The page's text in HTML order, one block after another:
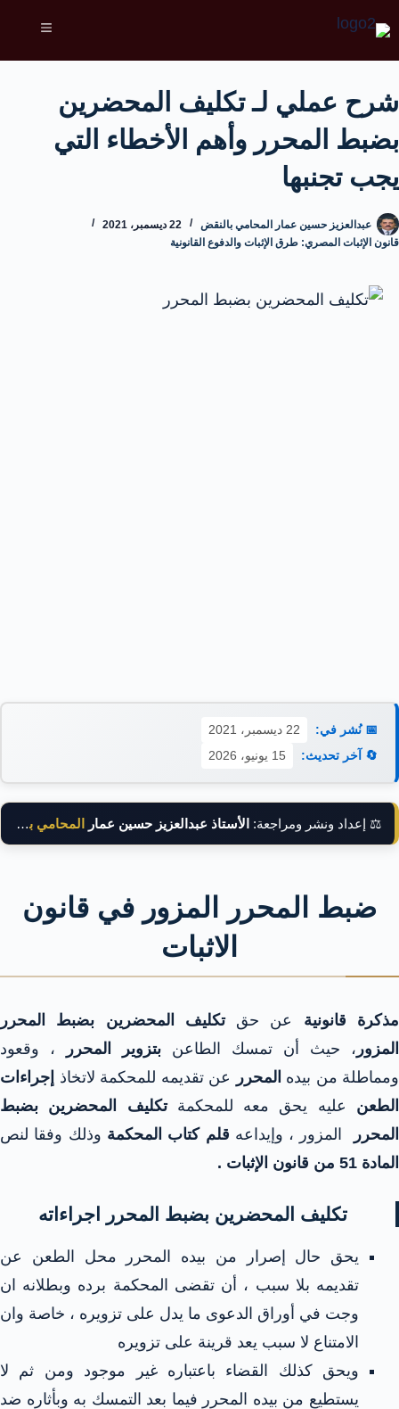
شرح عملي لـ تكليف المحضرين
بضبط المحرر وأهم الأخطاء التي
يجب تجنبها
عبدالعزيز حسين عمار المحامي بالنقض
22 ديسمبر، 2021
قانون الإثبات المصري: طرق الإثبات والدفوع القانونية
📅 نُشر في:
22 ديسمبر، 2021
🔄 آخر تحديث:
15 يونيو، 2026
⚖️ إعداد ونشر ومراجعة: الأستاذ عبدالعزيز حسين عمار المحامي بالنقض
ضبط المحرر المزور في قانون
الاثبات
مذكرة قانونية عن حقتكليف المحضرين بضبط المحرر
المزور ، حيث أن تمسك الطاعن بتزوير المحرر
، وقعود
ومماطلة من بيده المحرر عن تقديمه للمحكمة لاتخاذ إجراءات
الطعن عليه يحق معه للمحكمةتكليف المحضرين بضبط
المحرر
المزور ، وإيداعه قلم كتاب المحكمة وذلك وفقا لنص
المادة 51 من قانون الإثبات .
تكليف المحضرين بضبط المحرر اجراءاته
يحق حال إصرار من بيده المحرر محل الطعن عن
تقديمه بلا سبب ، أن تقضى المحكمة برده وبطلانه ان
وجت في أوراق الدعوى ما يدل على تزويره ، خاصة وان
الامتناع لا سبب يعد قرينة على تزويره
ويحق كذلك القضاء باعتباره غير موجود ومن ثم لا
يستطيع من بيده المحرر فيما بعد التمسك به وبأثاره ضد